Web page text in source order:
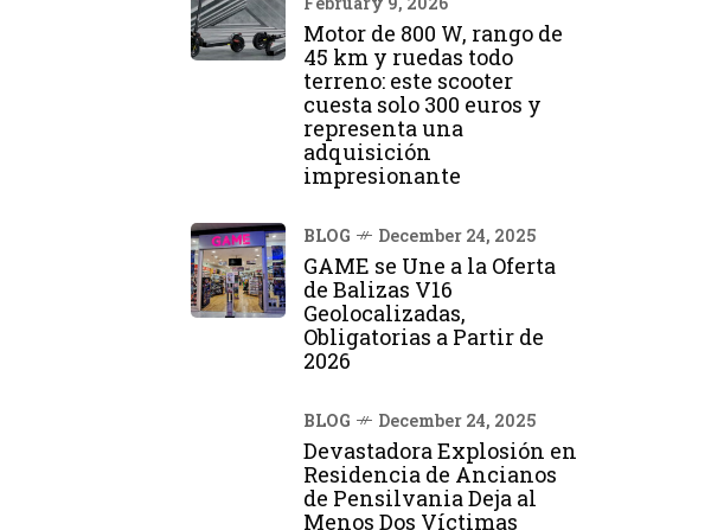
Motor de 800 W, rango de
45 km y ruedas todo
terreno: este scooter
cuesta solo 300 euros y
representa una
adquisición
impresionante
BLOG December 24, 2025
GAME se Une a la Oferta
de Balizas V16
Geolocalizadas,
Obligatorias a Partir de
2026
BLOG December 24, 2025
Devastadora Explosión en
Residencia de Ancianos
de Pensilvania Deja al
Menos Dos Víctimas